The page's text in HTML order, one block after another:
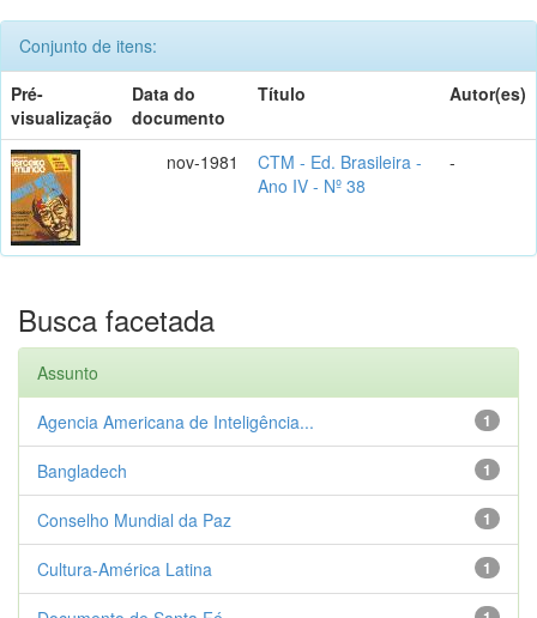
Conjunto de itens:
Pré-
visualização
Data do
documento
Título Autor(es)
nov-1981
CTM - Ed. Brasileira -
Ano IV - Nº 38
-
Busca facetada
Assunto
1
Agencia Americana de Inteligência...
1
Bangladech
1
Conselho Mundial da Paz
1
Cultura-América Latina